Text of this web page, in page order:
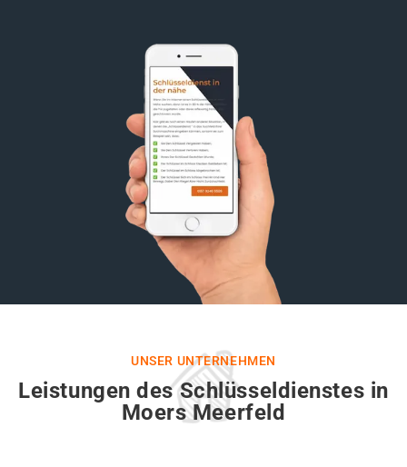
UNSER UNTERNEHMEN
Leistungen des Schlüsseldienstes in
Moers Meerfeld